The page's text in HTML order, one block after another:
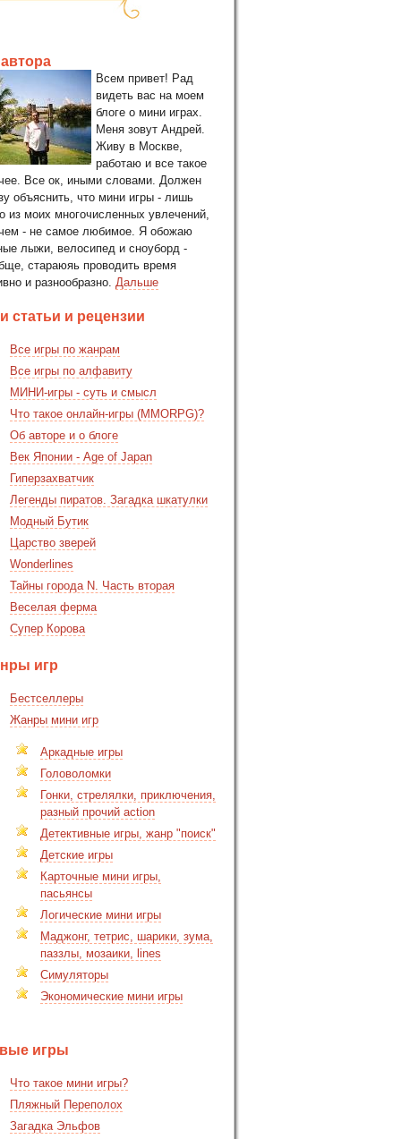
Всем привет! Рад
видеть вас на моем
блоге о мини играх.
Меня зовут Андрей.
Живу в Москве,
работаю и все такое
Все ок, иными словами. Должен
объяснить, что мини игры - лишь
из моих многочисленных увлечений,
- не самое любимое. Я обожаю
лыжи, велосипед и сноуборд -
стараюяь проводить время
и разнообразно. Дальше
статьи и рецензии
Все игры по жанрам
Все игры по алфавиту
МИНИ-игры - суть и смысл
Что такое онлайн-игры (MMORPG)?
Об авторе и о блоге
Век Японии - Age of Japan
Гиперзахватчик
Легенды пиратов. Загадка шкатулки
Модный Бутик
Царство зверей
Wonderlines
Тайны города N. Часть вторая
Веселая ферма
Супер Корова
игр
Бестселлеры
Жанры мини игр
Аркадные игры
Головоломки
Гонки, стрелялки, приключения,
разный прочий action
Детективные игры, жанр "поиск"
Детские игры
Карточные мини игры,
пасьянсы
Логические мини игры
Маджонг, тетрис, шарики, зума,
паззлы, мозаики, lines
Симуляторы
Экономические мини игры
игры
Что такое мини игры?
Пляжный Переполох
Загадка Эльфов